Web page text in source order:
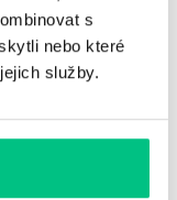
s
nebo které
služby.